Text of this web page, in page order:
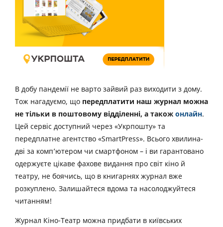
В добу пандемії не варто зайвий раз виходити з дому.
Тож нагадуємо, що передплатити наш журнал можна
не тільки в поштовому відділенні, а також онлайн.
Цей сервіс доступний через «Укрпошту» та
передплатне агентство «SmartPress». Всього хвилина-
дві за комп’ютером чи смартфоном – і ви гарантовано
одержуєте цікаве фахове видання про світ кіно й
театру, не боячись, що в книгарнях журнал вже
розкуплено. Залишайтеся вдома та насолоджуйтеся
читанням!
Журнал Кіно-Театр можна придбати в київських